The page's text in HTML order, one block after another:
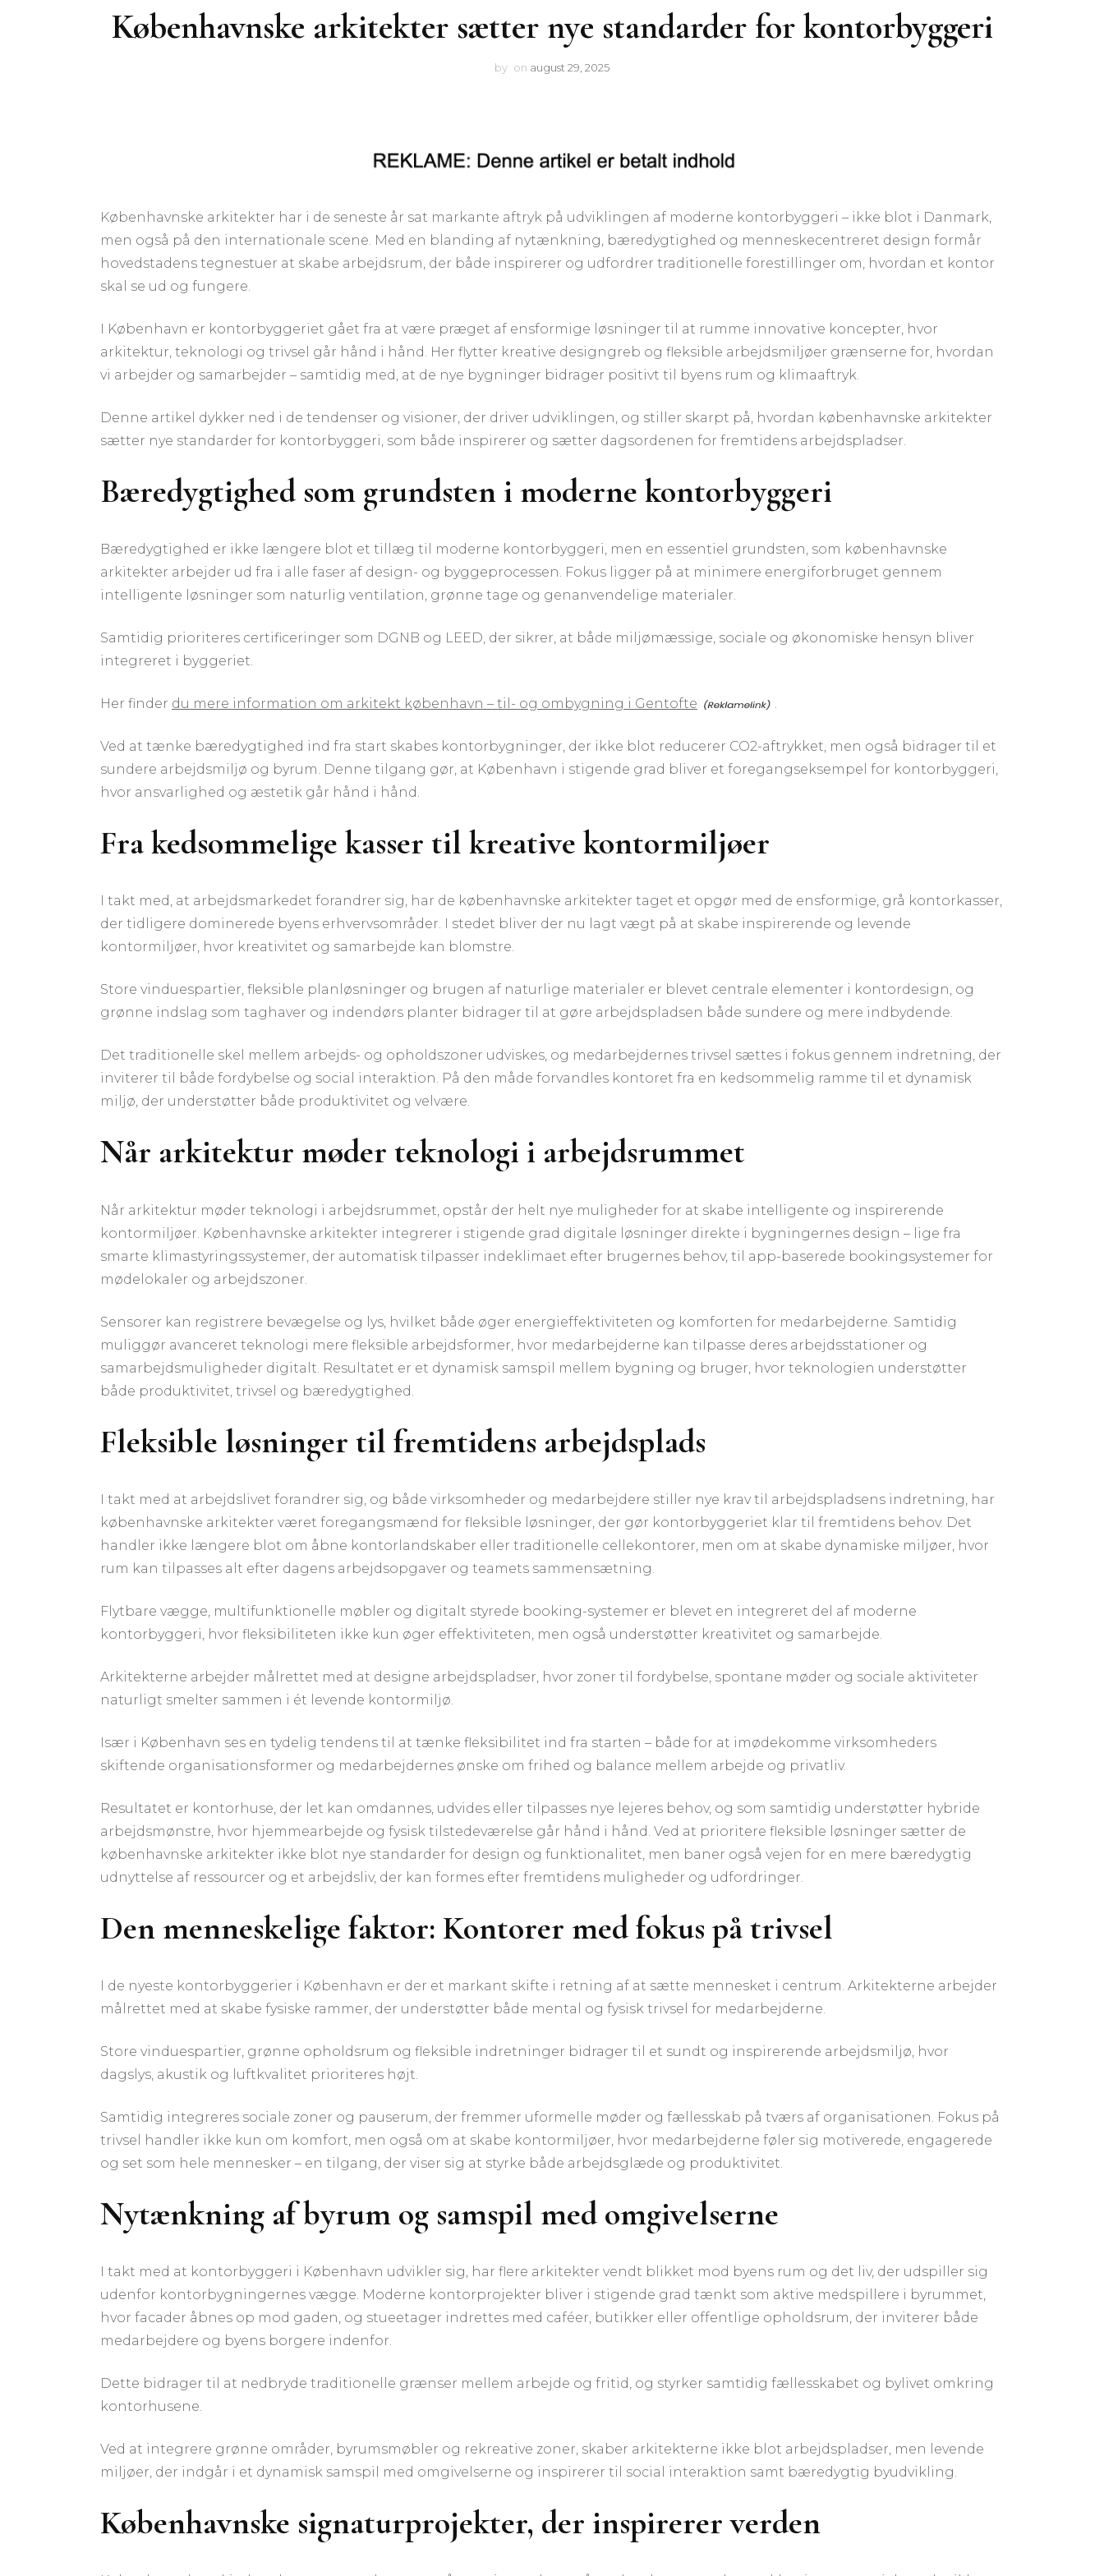
Københavnske arkitekter sætter nye standarder for kontorbyggeri
by on august 29, 2025
Københavnske arkitekter har i de seneste år sat markante aftryk på udviklingen af moderne kontorbyggeri – ikke blot i Danmark,
men også på den internationale scene. Med en blanding af nytænkning, bæredygtighed og menneskecentreret design formår
hovedstadens tegnestuer at skabe arbejdsrum, der både inspirerer og udfordrer traditionelle forestillinger om, hvordan et kontor
skal se ud og fungere.
I København er kontorbyggeriet gået fra at være præget af ensformige løsninger til at rumme innovative koncepter, hvor
arkitektur, teknologi og trivsel går hånd i hånd. Her flytter kreative designgreb og fleksible arbejdsmiljøer grænserne for, hvordan
vi arbejder og samarbejder – samtidig med, at de nye bygninger bidrager positivt til byens rum og klimaaftryk.
Denne artikel dykker ned i de tendenser og visioner, der driver udviklingen, og stiller skarpt på, hvordan københavnske arkitekter
sætter nye standarder for kontorbyggeri, som både inspirerer og sætter dagsordenen for fremtidens arbejdspladser.
Bæredygtighed som grundsten i moderne kontorbyggeri
Bæredygtighed er ikke længere blot et tillæg til moderne kontorbyggeri, men en essentiel grundsten, som københavnske
arkitekter arbejder ud fra i alle faser af design- og byggeprocessen. Fokus ligger på at minimere energiforbruget gennem
intelligente løsninger som naturlig ventilation, grønne tage og genanvendelige materialer.
Samtidig prioriteres certificeringer som DGNB og LEED, der sikrer, at både miljømæssige, sociale og økonomiske hensyn bliver
integreret i byggeriet.
Her finder du mere information om arkitekt københavn – til- og ombygning i Gentofte .
Ved at tænke bæredygtighed ind fra start skabes kontorbygninger, der ikke blot reducerer CO2-aftrykket, men også bidrager til et
sundere arbejdsmiljø og byrum. Denne tilgang gør, at København i stigende grad bliver et foregangseksempel for kontorbyggeri,
hvor ansvarlighed og æstetik går hånd i hånd.
Fra kedsommelige kasser til kreative kontormiljøer
I takt med, at arbejdsmarkedet forandrer sig, har de københavnske arkitekter taget et opgør med de ensformige, grå kontorkasser,
der tidligere dominerede byens erhvervsområder. I stedet bliver der nu lagt vægt på at skabe inspirerende og levende
kontormiljøer, hvor kreativitet og samarbejde kan blomstre.
Store vinduespartier, fleksible planløsninger og brugen af naturlige materialer er blevet centrale elementer i kontordesign, og
grønne indslag som taghaver og indendørs planter bidrager til at gøre arbejdspladsen både sundere og mere indbydende.
Det traditionelle skel mellem arbejds- og opholdszoner udviskes, og medarbejdernes trivsel sættes i fokus gennem indretning, der
inviterer til både fordybelse og social interaktion. På den måde forvandles kontoret fra en kedsommelig ramme til et dynamisk
miljø, der understøtter både produktivitet og velvære.
Når arkitektur møder teknologi i arbejdsrummet
Når arkitektur møder teknologi i arbejdsrummet, opstår der helt nye muligheder for at skabe intelligente og inspirerende
kontormiljøer. Københavnske arkitekter integrerer i stigende grad digitale løsninger direkte i bygningernes design – lige fra
smarte klimastyringssystemer, der automatisk tilpasser indeklimaet efter brugernes behov, til app-baserede bookingsystemer for
mødelokaler og arbejdszoner.
Sensorer kan registrere bevægelse og lys, hvilket både øger energieffektiviteten og komforten for medarbejderne. Samtidig
muliggør avanceret teknologi mere fleksible arbejdsformer, hvor medarbejderne kan tilpasse deres arbejdsstationer og
samarbejdsmuligheder digitalt. Resultatet er et dynamisk samspil mellem bygning og bruger, hvor teknologien understøtter
både produktivitet, trivsel og bæredygtighed.
Fleksible løsninger til fremtidens arbejdsplads
I takt med at arbejdslivet forandrer sig, og både virksomheder og medarbejdere stiller nye krav til arbejdspladsens indretning, har
københavnske arkitekter været foregangsmænd for fleksible løsninger, der gør kontorbyggeriet klar til fremtidens behov. Det
handler ikke længere blot om åbne kontorlandskaber eller traditionelle cellekontorer, men om at skabe dynamiske miljøer, hvor
rum kan tilpasses alt efter dagens arbejdsopgaver og teamets sammensætning.
Flytbare vægge, multifunktionelle møbler og digitalt styrede booking-systemer er blevet en integreret del af moderne
kontorbyggeri, hvor fleksibiliteten ikke kun øger effektiviteten, men også understøtter kreativitet og samarbejde.
Arkitekterne arbejder målrettet med at designe arbejdspladser, hvor zoner til fordybelse, spontane møder og sociale aktiviteter
naturligt smelter sammen i ét levende kontormiljø.
Især i København ses en tydelig tendens til at tænke fleksibilitet ind fra starten – både for at imødekomme virksomheders
skiftende organisationsformer og medarbejdernes ønske om frihed og balance mellem arbejde og privatliv.
Resultatet er kontorhuse, der let kan omdannes, udvides eller tilpasses nye lejeres behov, og som samtidig understøtter hybride
arbejdsmønstre, hvor hjemmearbejde og fysisk tilstedeværelse går hånd i hånd. Ved at prioritere fleksible løsninger sætter de
københavnske arkitekter ikke blot nye standarder for design og funktionalitet, men baner også vejen for en mere bæredygtig
udnyttelse af ressourcer og et arbejdsliv, der kan formes efter fremtidens muligheder og udfordringer.
Den menneskelige faktor: Kontorer med fokus på trivsel
I de nyeste kontorbyggerier i København er der et markant skifte i retning af at sætte mennesket i centrum. Arkitekterne arbejder
målrettet med at skabe fysiske rammer, der understøtter både mental og fysisk trivsel for medarbejderne.
Store vinduespartier, grønne opholdsrum og fleksible indretninger bidrager til et sundt og inspirerende arbejdsmiljø, hvor
dagslys, akustik og luftkvalitet prioriteres højt.
Samtidig integreres sociale zoner og pauserum, der fremmer uformelle møder og fællesskab på tværs af organisationen. Fokus på
trivsel handler ikke kun om komfort, men også om at skabe kontormiljøer, hvor medarbejderne føler sig motiverede, engagerede
og set som hele mennesker – en tilgang, der viser sig at styrke både arbejdsglæde og produktivitet.
Nytænkning af byrum og samspil med omgivelserne
I takt med at kontorbyggeri i København udvikler sig, har flere arkitekter vendt blikket mod byens rum og det liv, der udspiller sig
udenfor kontorbygningernes vægge. Moderne kontorprojekter bliver i stigende grad tænkt som aktive medspillere i byrummet,
hvor facader åbnes op mod gaden, og stueetager indrettes med caféer, butikker eller offentlige opholdsrum, der inviterer både
medarbejdere og byens borgere indenfor.
Dette bidrager til at nedbryde traditionelle grænser mellem arbejde og fritid, og styrker samtidig fællesskabet og bylivet omkring
kontorhusene.
Ved at integrere grønne områder, byrumsmøbler og rekreative zoner, skaber arkitekterne ikke blot arbejdspladser, men levende
miljøer, der indgår i et dynamisk samspil med omgivelserne og inspirerer til social interaktion samt bæredygtig byudvikling.
Københavnske signaturprojekter, der inspirerer verden